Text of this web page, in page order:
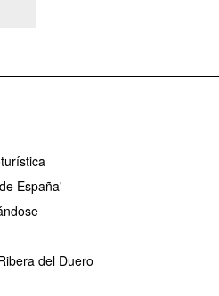
España'
del Duero